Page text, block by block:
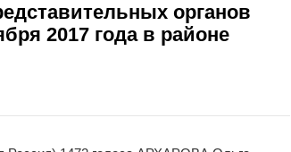
органов
2017 года в районе